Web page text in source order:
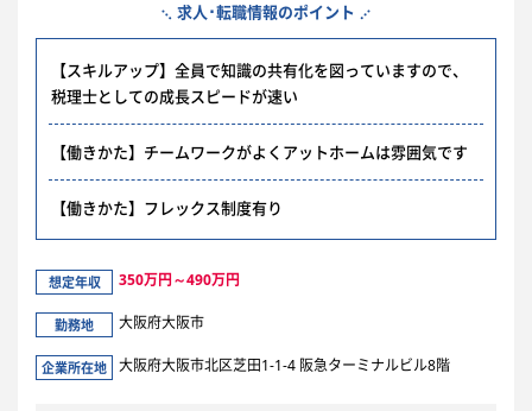
求人･転職情報のポイント
【スキルアップ】全員で知識の共有化を図っていますので、
税理士としての成長スピードが速い
【働きかた】チームワークがよくアットホームは雰囲気です
【働きかた】フレックス制度有り
想定年収 350万円～490万円
勤務地 大阪府大阪市
企業所在地 大阪府大阪市北区芝田1-1-4 阪急ターミナルビル8階